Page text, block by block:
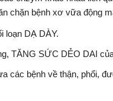
chặn bệnh xơ vữa động
loạn DẠ DÀY.
TĂNG SỨC DẺO DAI
các bệnh về thận, phổi,